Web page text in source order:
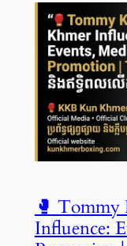
🥊
Influence: